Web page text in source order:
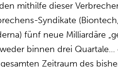
mithilfe dieser
Syndikate
fünf neue Milliardäre
binnen drei Quartale…
Zeitraum des